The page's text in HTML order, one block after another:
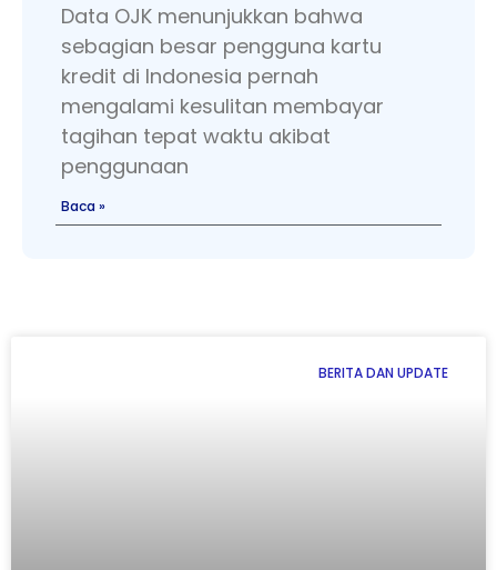
Data OJK menunjukkan bahwa
sebagian besar pengguna kartu
kredit di Indonesia pernah
mengalami kesulitan membayar
tagihan tepat waktu akibat
penggunaan
Baca »
BERITA DAN UPDATE